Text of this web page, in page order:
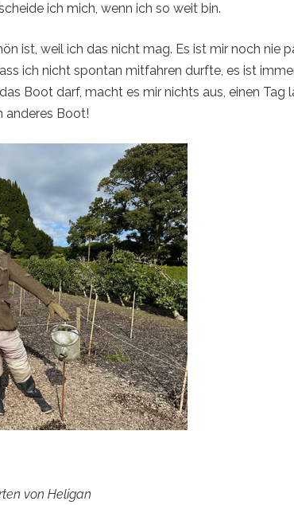
ich mich, wenn ich so weit bin.
ist, weil ich das nicht mag. Es ist mir noch nie
ich nicht spontan mitfahren durfte, es ist
Boot darf, macht es mir nichts aus, einen Tag
anderes Boot!
von Heligan